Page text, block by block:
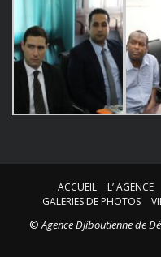
ACCUEIL L’ AGENCE
GALERIES DE PHOTOS
©Agence Djiboutienne de